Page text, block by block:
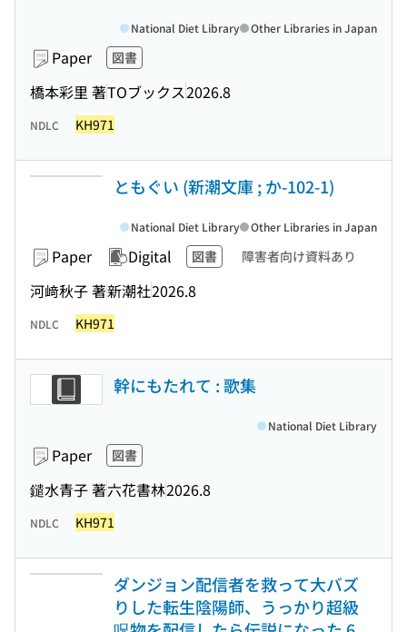
Paper 図書
橋本彩里 著TOブックス2026.8
National Diet Library Other Libraries in Japan
NDLC KH971
ともぐい (新潮文庫 ; か-102-1)
Paper Digital 図書 障害者向け資料あり
河﨑秋子 著新潮社2026.8
National Diet Library Other Libraries in Japan
NDLC KH971
幹にもたれて : 歌集
Paper 図書
鑓水青子 著六花書林2026.8
National Diet Library
NDLC KH971
ダンジョン配信者を救って大バズ
りした転生陰陽師、うっかり超級